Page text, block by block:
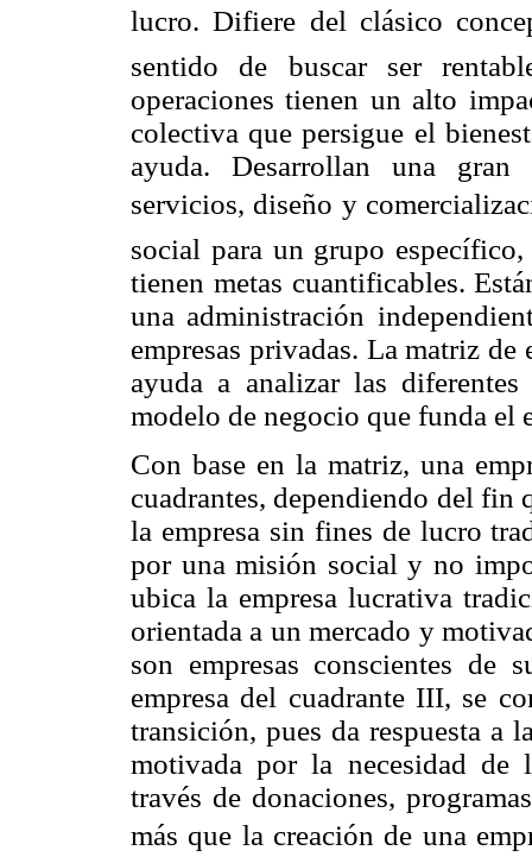
lucro. Difiere del clásico
sentido de buscar ser
operaciones tienen un alto
colectiva que persigue el
ayuda. Desarrollan una gran
servicios, diseño y
social para un grupo
tienen metas cuantificables.
una administración
empresas privadas. La matriz
ayuda a analizar las
modelo de negocio que funda el
Con base en la matriz, una
cuadrantes, dependiendo del fin
la empresa sin fines de lucro
por una misión social y no
ubica la empresa lucrativa
orientada a un mercado y
son empresas conscientes de
empresa del cuadrante III, se
transición, pues da respuesta a
motivada por la necesidad de
través de donaciones,
más que la creación de una